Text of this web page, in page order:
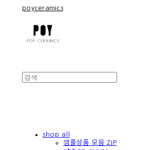
poyceramics
shop all
샘플상품 모음 ZIP